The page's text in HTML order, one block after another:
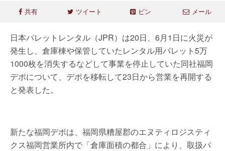
共有 ツイート ピン メール
日本パレットレンタル（JPR）は20日、6月1日に火災が
発生し、倉庫棟や保管していたレンタル用パレット5万
1000枚を消失するなどして事業を停止していた同社福岡
デポについて、デポを移転して23日から営業を再開する
と発表した。
新たな福岡デポは、福岡県糟屋郡のエヌティロジスティ
クス福岡営業所内で「倉庫面積の都合」により、取扱パ